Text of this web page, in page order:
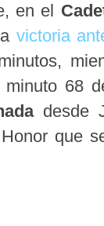
en el
victoria
minuto 68
desde
que